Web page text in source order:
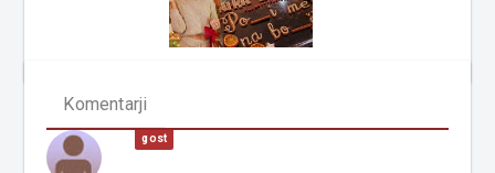
Komentarji
gost